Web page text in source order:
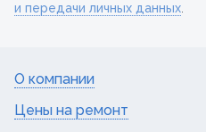
и передачи личных данных
О компании
Цены на ремонт